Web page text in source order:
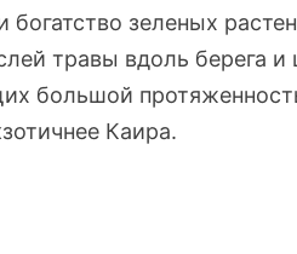
зеленых
травы вдоль берега и
большой
Каира.